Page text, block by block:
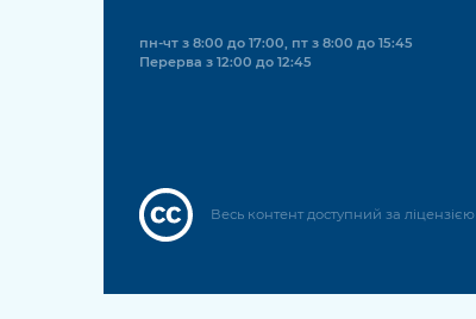
пн-чт з 8:00 до 17:00, пт з 8:00 до 15:45
Перерва з 12:00 до 12:45
Весь контент доступний за ліцензією